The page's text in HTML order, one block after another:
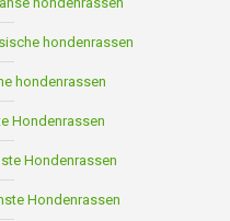
hondenrassen
hondenrassen
Hondenrassen
Hondenrassen
Hondenrassen